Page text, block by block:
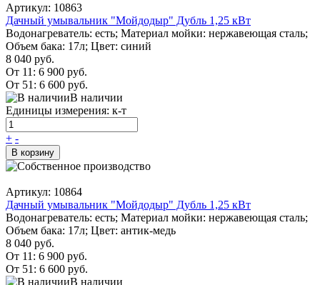
Артикул: 10863
Дачный умывальник "Мойдодыр" Дубль 1,25 кВт
Водонагреватель: есть; Материал мойки: нержавеющая сталь;
Объем бака: 17л; Цвет: синий
8 040 руб.
От 11: 6 900 руб.
От 51: 6 600 руб.
В наличии
Единицы измерения: к-т
+ -
В корзину
Артикул: 10864
Дачный умывальник "Мойдодыр" Дубль 1,25 кВт
Водонагреватель: есть; Материал мойки: нержавеющая сталь;
Объем бака: 17л; Цвет: антик-медь
8 040 руб.
От 11: 6 900 руб.
От 51: 6 600 руб.
В наличии